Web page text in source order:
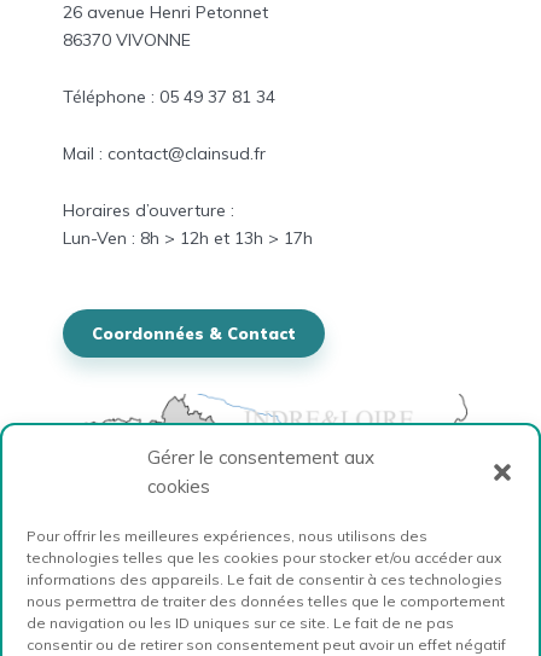
Gérer le consentement aux
cookies
Pour offrir les meilleures expériences, nous utilisons des
technologies telles que les cookies pour stocker et/ou accéder aux
informations des appareils. Le fait de consentir à ces technologies
nous permettra de traiter des données telles que le comportement
de navigation ou les ID uniques sur ce site. Le fait de ne pas
consentir ou de retirer son consentement peut avoir un effet négatif
26 avenue Henri Petonnet
86370 VIVONNE
Téléphone : 05 49 37 81 34
Mail : contact@clainsud.fr
Horaires d’ouverture :
Lun-Ven : 8h > 12h et 13h > 17h
Coordonnées & Contact